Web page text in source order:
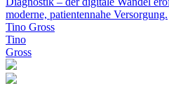
moderne, patientennahe Versorgung.
Tino Gross
Tino
Gross